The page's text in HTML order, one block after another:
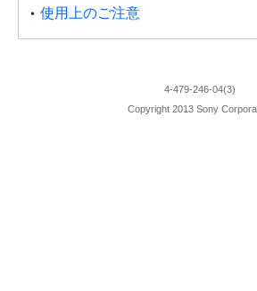
使用上のご注意
4-479-246-04(3)
Copyright 2013 Sony